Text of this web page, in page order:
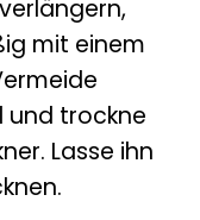
mit einem
und trockne
Lasse ihn